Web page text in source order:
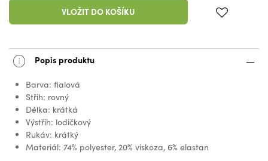
VLOŽIT DO KOŠÍKU
Popis produktu
Barva: fialová
Střih: rovný
Délka: krátká
Výstřih: lodičkový
Rukáv: krátký
Materiál: 74% polyester, 20% viskoza, 6% elastan